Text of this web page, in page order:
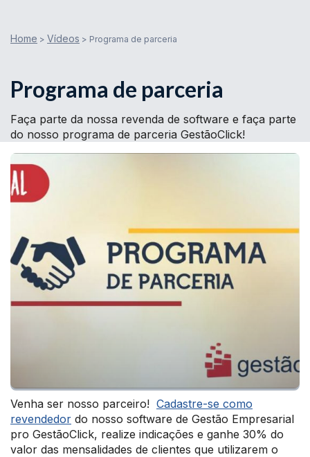
Home > Vídeos > Programa de parceria
Programa de parceria
Faça parte da nossa revenda de software e faça parte
do nosso programa de parceria GestãoClick!
Venha ser nosso parceiro! Cadastre-se como
revendedor do nosso software de Gestão Empresarial
pro GestãoClick, realize indicações e ganhe 30% do
valor das mensalidades de clientes que utilizarem o